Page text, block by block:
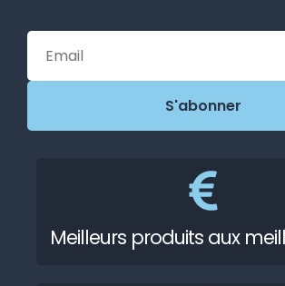
Meilleurs produits aux